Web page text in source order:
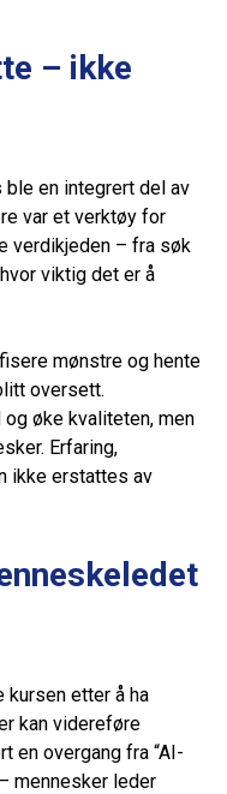
– ikke
en integrert del av
var et verktøy for
verdikjeden – fra søk
viktig det er å
mønstre og hente
oversett.
øke kvaliteten, men
Erfaring,
ikke erstattes av
kursen etter å ha
kan videreføre
en overgang fra “AI-
mennesker leder